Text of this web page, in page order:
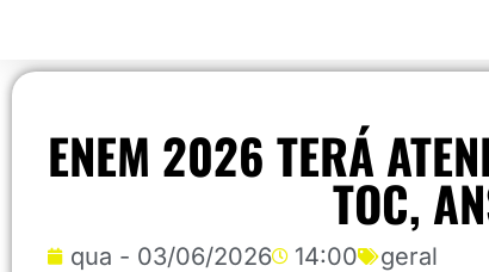
ENEM 2026 TERÁ
TOC,
qua - 03/06/2026 14:00 geral